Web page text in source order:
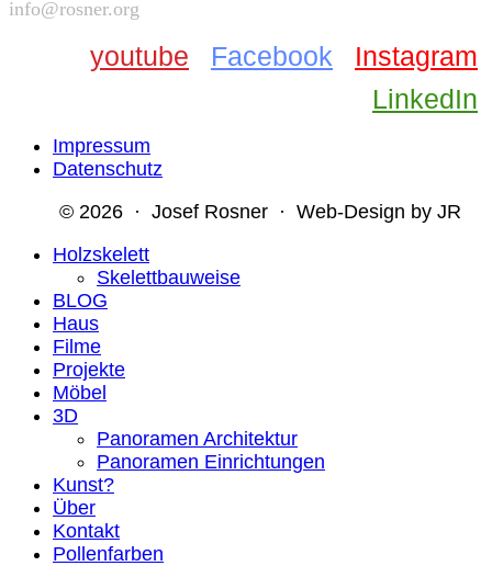
info@rosner.org
youtube Facebook
Instagram
LinkedIn
Impressum
Datenschutz
© 2026 · Josef Rosner · Web-Design by JR
Holzskelett
Skelettbauweise
BLOG
Haus
Filme
Projekte
Möbel
3D
Panoramen Architektur
Panoramen Einrichtungen
Kunst?
Über
Kontakt
Pollenfarben